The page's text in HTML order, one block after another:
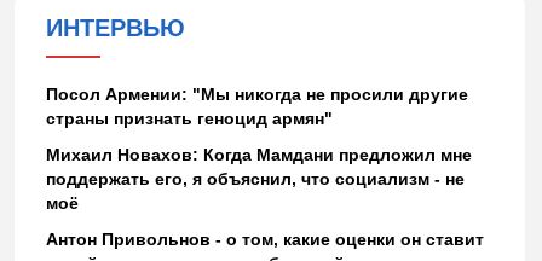
ИНТЕРВЬЮ
Посол Армении: "Мы никогда не просили другие
страны признать геноцид армян"
Михаил Новахов: Когда Мамдани предложил мне
поддержать его, я объяснил, что социализм - не
моё
Антон Привольнов - о том, какие оценки он ставит